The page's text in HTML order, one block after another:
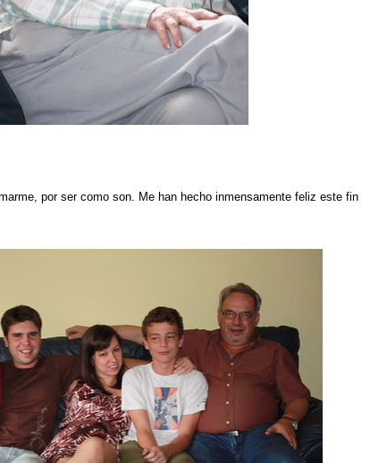
por ser como son. Me han hecho inmensamente feliz este fin